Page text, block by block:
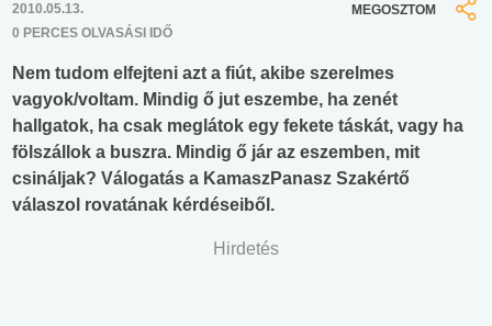
2010.05.13.
0 PERCES OLVASÁSI IDŐ
MEGOSZTOM
Nem tudom elfejteni azt a fiút, akibe szerelmes
vagyok/voltam. Mindig ő jut eszembe, ha zenét
hallgatok, ha csak meglátok egy fekete táskát, vagy ha
fölszállok a buszra. Mindig ő jár az eszemben, mit
csináljak? Válogatás a KamaszPanasz Szakértő
válaszol rovatának kérdéseiből.
Hirdetés